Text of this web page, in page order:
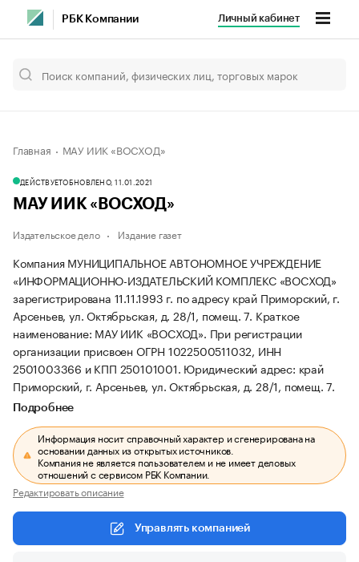
РБК Компании Личный кабинет
Главная МАУ ИИК «ВОСХОД»
ДЕЙСТВУЕТОБНОВЛЕНО, 11.01.2021
МАУ ИИК «ВОСХОД»
Издательское дело Издание газет
Компания МУНИЦИПАЛЬНОЕ АВТОНОМНОЕ УЧРЕЖДЕНИЕ
«ИНФОРМАЦИОННО-ИЗДАТЕЛЬСКИЙ КОМПЛЕКС «ВОСХОД»
зарегистрирована 11.11.1993 г. по адресу край Приморский, г.
Арсеньев, ул. Октябрьская, д. 28/1, помещ. 7. Краткое
наименование: МАУ ИИК «ВОСХОД». При регистрации
организации присвоен ОГРН 1022500511032, ИНН
2501003366 и КПП 250101001. Юридический адрес: край
Приморский, г. Арсеньев, ул. Октябрьская, д. 28/1, помещ. 7.
Подробнее
Информация носит справочный характер и сгенерирована на
основании данных из открытых источников.
Компания не является пользователем и не имеет деловых
отношений с сервисом РБК Компании.
Редактировать описание
Управлять компанией